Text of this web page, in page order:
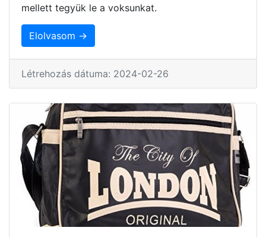
mellett tegyük le a voksunkat.
Elolvasom →
Létrehozás dátuma: 2024-02-26